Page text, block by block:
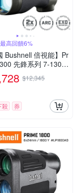
高回饋6%
Bushnell 倍視能】Pr
先鋒系列 7-1300
雷射測距望遠
$12,345
殺 券